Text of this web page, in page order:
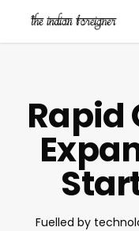
main
Rapid
Fuelled by